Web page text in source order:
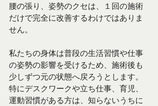
腰の張り、姿勢のクセは、１回の施術
だけで完全に改善するわけではありま
せん。
私たちの身体は普段の生活習慣や仕事
の姿勢の影響を受けるため、施術後も
少しずつ元の状態へ戻ろうとします。
特にデスクワークや立ち仕事、育児、
運動習慣がある方は、知らないうちに